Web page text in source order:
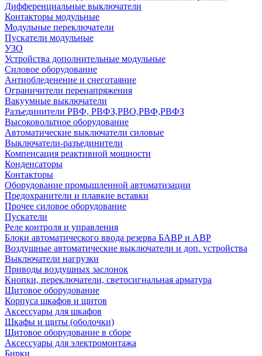
Дифференциальные выключатели
Контакторы модульные
Модульные переключатели
Пускатели модульные
УЗО
Устройства дополнительные модульные
Силовое оборудование
Антиобледенение и снеготаяние
Ограничители перенапряжения
Вакуумные выключатели
Разъединители РВФ, РВФЗ,РВО,РВФ,РВФЗ
Высоковольтное оборудование
Автоматические выключатели cиловые
Выключатели-разъединители
Компенсация реактивной мощности
Конденсаторы
Контакторы
Оборудование промышленной автоматизации
Предохранители и плавкие вставки
Прочее силовое оборудование
Пускатели
Реле контроля и управления
Блоки автоматического ввода резерва БАВР и АВР
Воздушные автоматические выключатели и доп. устройства
Выключатели нагрузки
Приводы воздушных заслонок
Кнопки, переключатели, светосигнальная арматура
Щитовое оборудование
Корпуса шкафов и щитов
Аксессуары для шкафов
Шкафы и щиты (оболочки)
Щитовое оборудование в сборе
Аксессуары для электромонтажа
Бирки